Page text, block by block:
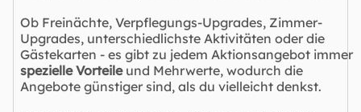
Ob Freinächte, Verpflegungs-Upgrades, Zimmer-
Upgrades, unterschiedlichste Aktivitäten oder die
Gästekarten - es gibt zu jedem Aktionsangebot immer
spezielle Vorteileund Mehrwerte, wodurch die
Angebote günstiger sind, als du vielleicht denkst.